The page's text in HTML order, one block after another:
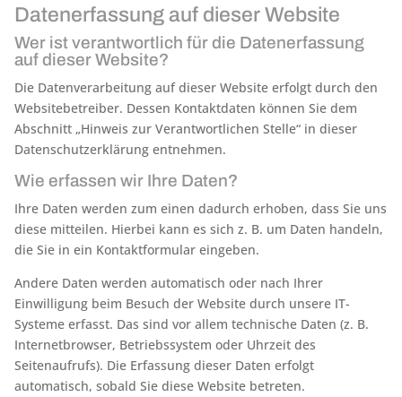
Datenerfassung auf dieser Website
Wer ist verantwortlich für die Datenerfassung
auf dieser Website?
Die Datenverarbeitung auf dieser Website erfolgt durch den
Websitebetreiber. Dessen Kontaktdaten können Sie dem
Abschnitt „Hinweis zur Verantwortlichen Stelle“ in dieser
Datenschutzerklärung entnehmen.
Wie erfassen wir Ihre Daten?
Ihre Daten werden zum einen dadurch erhoben, dass Sie uns
diese mitteilen. Hierbei kann es sich z. B. um Daten handeln,
die Sie in ein Kontaktformular eingeben.
Andere Daten werden automatisch oder nach Ihrer
Einwilligung beim Besuch der Website durch unsere IT-
Systeme erfasst. Das sind vor allem technische Daten (z. B.
Internetbrowser, Betriebssystem oder Uhrzeit des
Seitenaufrufs). Die Erfassung dieser Daten erfolgt
automatisch, sobald Sie diese Website betreten.